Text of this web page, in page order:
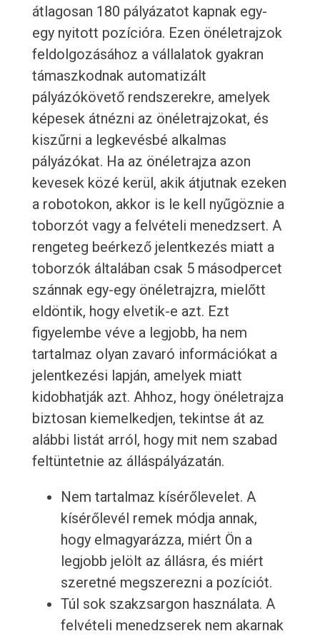
átlagosan 180 pályázatot kapnak egy-
egy nyitott pozícióra. Ezen önéletrajzok
feldolgozásához a vállalatok gyakran
támaszkodnak automatizált
pályázókövető rendszerekre, amelyek
képesek átnézni az önéletrajzokat, és
kiszűrni a legkevésbé alkalmas
pályázókat. Ha az önéletrajza azon
kevesek közé kerül, akik átjutnak ezeken
a robotokon, akkor is le kell nyűgöznie a
toborzót vagy a felvételi menedzsert. A
rengeteg beérkező jelentkezés miatt a
toborzók általában csak 5 másodpercet
szánnak egy-egy önéletrajzra, mielőtt
eldöntik, hogy elvetik-e azt. Ezt
figyelembe véve a legjobb, ha nem
tartalmaz olyan zavaró információkat a
jelentkezési lapján, amelyek miatt
kidobhatják azt. Ahhoz, hogy önéletrajza
biztosan kiemelkedjen, tekintse át az
alábbi listát arról, hogy mit nem szabad
feltüntetnie az álláspályázatán.
Nem tartalmaz kísérőlevelet. A
kísérőlevél remek módja annak,
hogy elmagyarázza, miért Ön a
legjobb jelölt az állásra, és miért
szeretné megszerezni a pozíciót.
Túl sok szakzsargon használata. A
felvételi menedzserek nem akarnak